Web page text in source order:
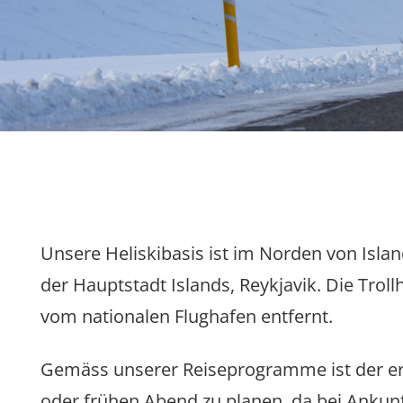
Unsere Heliskibasis ist im Norden von
der Hauptstadt Islands, Reykjavik. Die
vom nationalen Flughafen entfernt.
Gemäss unserer Reiseprogramme ist der